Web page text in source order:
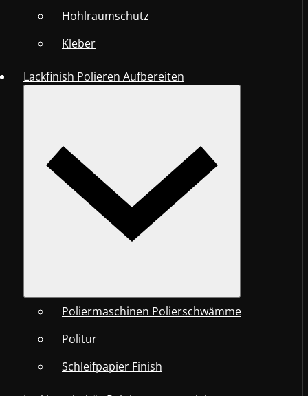
Hohlraumschutz
Kleber
Lackfinish Polieren Aufbereiten
Poliermaschinen Polierschwämme
Politur
Schleifpapier Finish